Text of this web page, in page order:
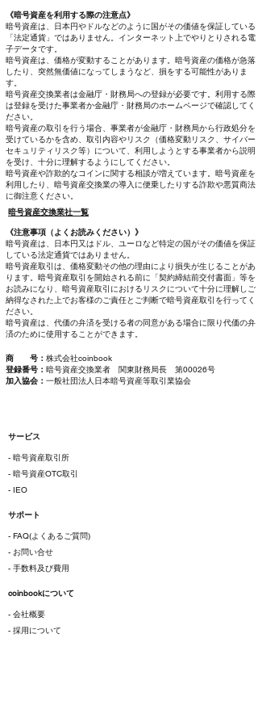
《暗号資産を利用する際の注意点》
暗号資産は、日本円やドルなどのように国がその価値を保証している
「法定通貨」ではありません。インターネット上でやりとりされる電
子データです。
暗号資産は、価格が変動することがあります。暗号資産の価格が急落
したり、突然無価値になってしまうなど、損をする可能性がありま
す。
暗号資産交換業者は金融庁・財務局への登録が必要です。利用する際
は登録を受けた事業者か金融庁・財務局のホームページで確認してく
ださい。
暗号資産の取引を行う場合、事業者が金融庁・財務局から行政処分を
受けているかを含め、取引内容やリスク（価格変動リスク、サイバー
セキュリティリスク等）について、利用しようとする事業者から説明
を受け、十分に理解するようにしてください。
暗号資産や詐欺的なコインに関する相談が増えています。暗号資産を
利用したり、暗号資産交換業の導入に便乗したりする詐欺や悪質商法
に御注意ください。
暗号資産交換業社一覧
《注意事項（よくお読みください）》
暗号資産は、日本円又はドル、ユーロなど特定の国がその価値を保証
している法定通貨ではありません。
暗号資産取引は、価格変動その他の理由により損失が生じることがあ
ります。暗号資産取引を開始される前に「契約締結前交付書面」等を
お読みになり、暗号資産取引におけるリスクについて十分に理解しご
納得なされた上でお客様のご責任とご判断で暗号資産取引を行ってく
ださい。
暗号資産は、代価の弁済を受ける者の同意がある場合に限り代価の弁
済のために使用することができます。
商 号： 株式会社coinbook
登録番号： 暗号資産交換業者 関東財務局長 第00026号
加入協会： 一般社団法人日本暗号資産等取引業協会
サービス
- 暗号資産取引所
- 暗号資産OTC取引
- IEO
サポート
- FAQ(よくあるご質問)
- お問い合せ
- 手数料及び費用
coinbookについて
- 会社概要
- 採用について